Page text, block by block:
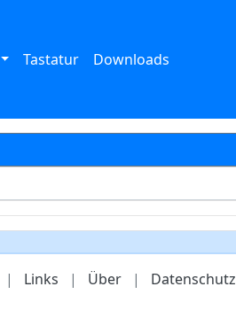
Tastatur Downloads
| Links | Über | Datenschutz